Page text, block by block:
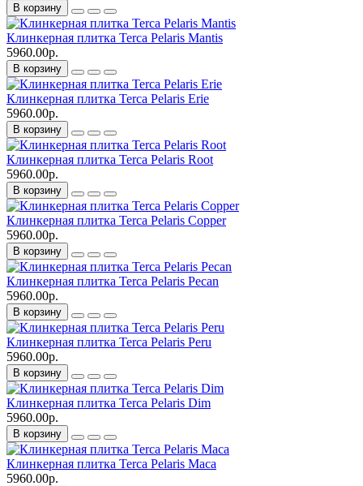
В корзину
Клинкерная плитка Terca Pelaris Mantis
5960.00р.
В корзину
Клинкерная плитка Terca Pelaris Erie
5960.00р.
В корзину
Клинкерная плитка Terca Pelaris Root
5960.00р.
В корзину
Клинкерная плитка Terca Pelaris Copper
5960.00р.
В корзину
Клинкерная плитка Terca Pelaris Pecan
5960.00р.
В корзину
Клинкерная плитка Terca Pelaris Peru
5960.00р.
В корзину
Клинкерная плитка Terca Pelaris Dim
5960.00р.
В корзину
Клинкерная плитка Terca Pelaris Maca
5960.00р.